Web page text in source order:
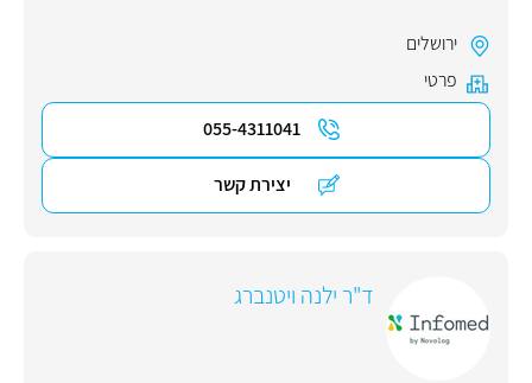
ירושלים
פרטי
055-4311041
יצירת קשר
ד"ר ילנה ויטנברג